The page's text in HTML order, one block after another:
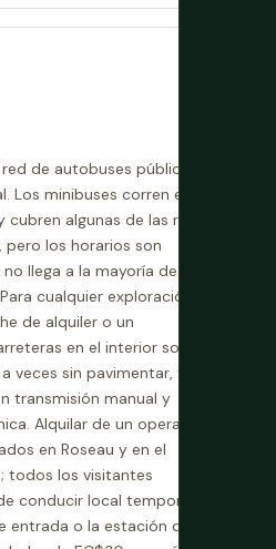
de autobuses públicos en
Los minibuses corren entre
algunas de las rutas
pero los horarios son
llega a la mayoría de las
cualquier exploración
de alquiler o un
en el interior son
veces sin pavimentar, y
transmisión manual y
Alquilar de un operador
en Roseau y en el
todos los visitantes
conducir local temporal
o la estación de